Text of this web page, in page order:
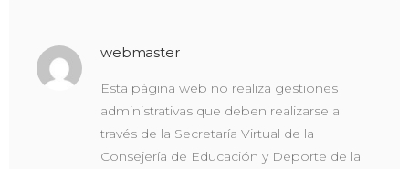
webmaster
Esta página web no realiza gestiones
administrativas que deben realizarse a
través de la Secretaría Virtual de la
Consejería de Educación y Deporte de la